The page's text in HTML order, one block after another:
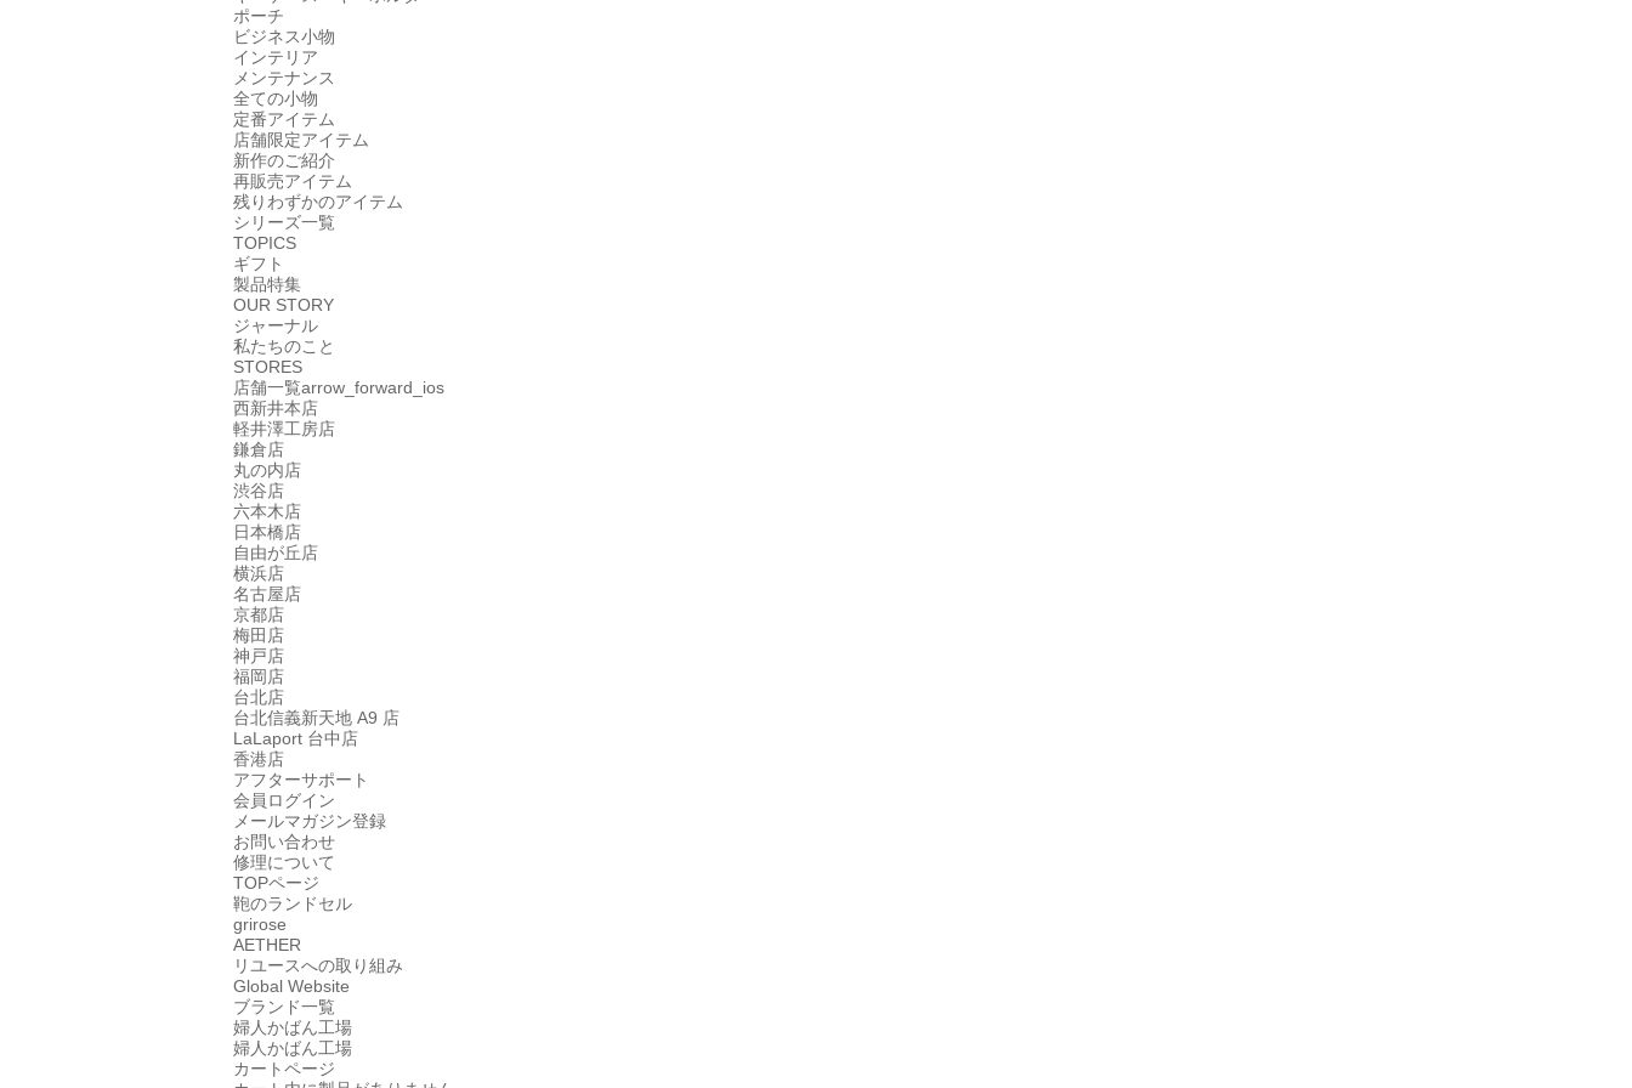
ポーチ
ビジネス小物
インテリア
メンテナンス
全ての小物
定番アイテム
店舗限定アイテム
新作のご紹介
再販売アイテム
残りわずかのアイテム
シリーズ一覧
TOPICS
ギフト
製品特集
OUR STORY
ジャーナル
私たちのこと
STORES
店舗一覧arrow_forward_ios
西新井本店
軽井澤工房店
鎌倉店
丸の内店
渋谷店
六本木店
日本橋店
自由が丘店
横浜店
名古屋店
京都店
梅田店
神戸店
福岡店
台北店
台北信義新天地 A9 店
LaLaport 台中店
香港店
アフターサポート
会員ログイン
メールマガジン登録
お問い合わせ
修理について
TOPページ
鞄のランドセル
grirose
AETHER
リユースへの取り組み
Global Website
ブランド一覧
婦人かばん工場
婦人かばん工場
カートページ